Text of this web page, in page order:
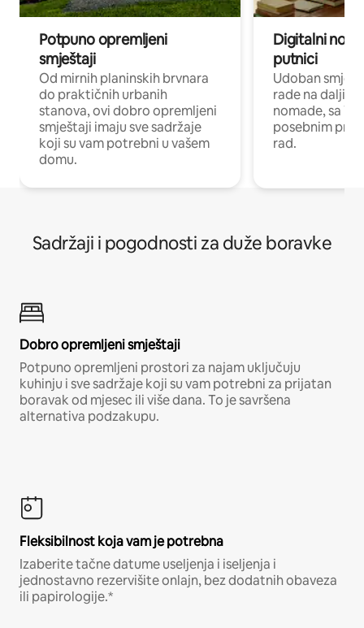
Potpuno opremljeni
smještaji
Od mirnih planinskih brvnara
do praktičnih urbanih
stanova, ovi dobro opremljeni
smještaji imaju sve sadržaje
koji su vam potrebni u vašem
domu.
Digitalni
putnici
Udoban
rade na
nomade, sa
posebnim
rad.
Sadržaji i pogodnosti za duže boravke
Dobro opremljeni smještaji
Potpuno opremljeni prostori za najam uključuju
kuhinju i sve sadržaje koji su vam potrebni za prijatan
boravak od mjesec ili više dana. To je savršena
alternativa podzakupu.
Fleksibilnost koja vam je potrebna
Izaberite tačne datume useljenja i iseljenja i
jednostavno rezervišite onlajn, bez dodatnih obaveza
ili papirologije.*